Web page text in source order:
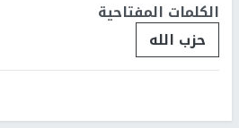
الكلمات المفتاحية
حزب الله